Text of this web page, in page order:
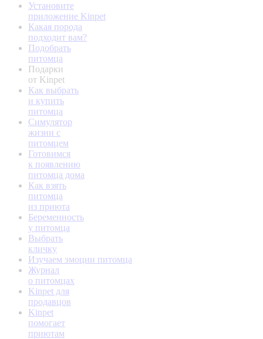
Установите
приложение Kinpet
Какая порода
подходит вам?
Подобрать
питомца
Подарки
от Kinpet
Как выбрать
и купить
питомца
Симулятор
жизни с
питомцем
Готовимся
к появлению
питомца дома
Как взять
питомца
из приюта
Беременность
у питомца
Выбрать
кличку
Изучаем эмоции питомца
Журнал
о питомцах
Kinpet для
продавцов
Kinpet
помогает
приютам